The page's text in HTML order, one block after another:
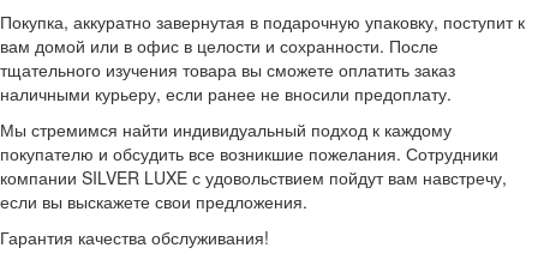
Покупка, аккуратно завернутая в подарочную упаковку, поступит к
вам домой или в офис в целости и сохранности. После
тщательного изучения товара вы сможете оплатить заказ
наличными курьеру, если ранее не вносили предоплату.
Мы стремимся найти индивидуальный подход к каждому
покупателю и обсудить все возникшие пожелания. Сотрудники
компании SILVER LUXE с удовольствием пойдут вам навстречу,
если вы выскажете свои предложения.
Гарантия качества обслуживания!